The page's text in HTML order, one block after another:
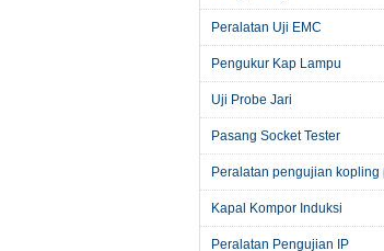
Peralatan Uji EMC
Pengukur Kap Lampu
Uji Probe Jari
Pasang Socket Tester
Peralatan pengujian kopling
Kapal Kompor Induksi
Peralatan Pengujian IP